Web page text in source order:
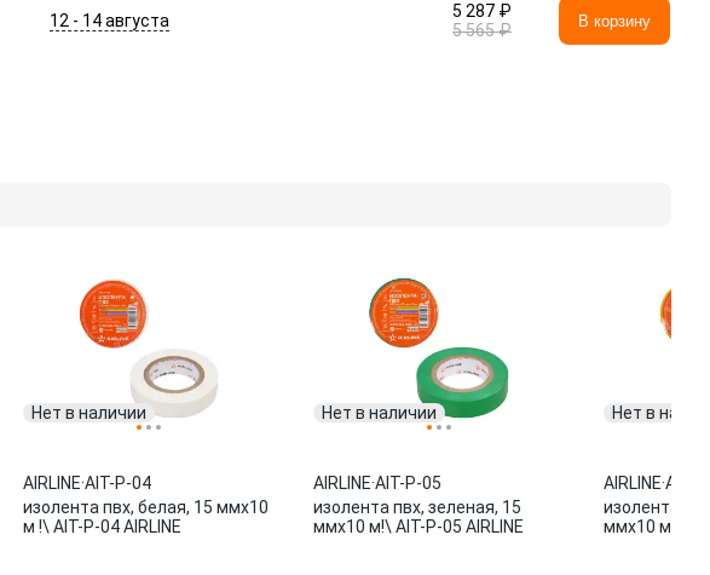
12 - 14 августа
5 287 ₽
5 565 ₽
В корзину
Нет в наличии
AIRLINE·AIT-P-04
изолента пвх, белая, 15 ммx10
м !\ AIT-P-04 AIRLINE
Нет в наличии
AIRLINE·AIT-P-05
изолента пвх, зеленая, 15
ммx10 м!\ AIT-P-05 AIRLINE
Нет в
AIRLINE·AIT-
изолента
ммx10 м !\